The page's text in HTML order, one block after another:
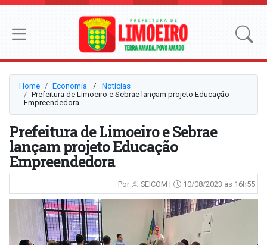
Home Economia ⠀/⠀ Notícias
Prefeitura de Limoeiro e Sebrae lançam projeto Educação
Empreendedora
Prefeitura de Limoeiro e Sebrae
lançam projeto Educação
Empreendedora
Por SEICOM | 10/08/2023 às 16h55